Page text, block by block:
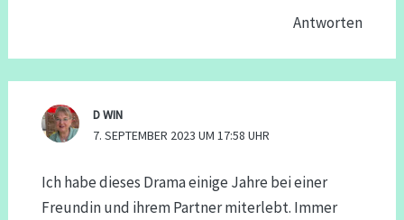
Antworten
D WIN
7. SEPTEMBER 2023 UM 17:58 UHR
Ich habe dieses Drama einige Jahre bei einer
Freundin und ihrem Partner miterlebt. Immer